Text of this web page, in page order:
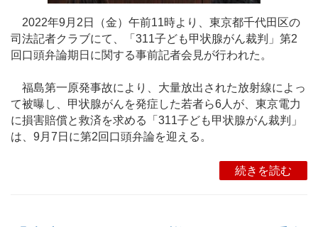
2022年9月2日（金）午前11時より、東京都千代田区の
司法記者クラブにて、「311子ども甲状腺がん裁判」第2
回口頭弁論期日に関する事前記者会見が行われた。
福島第一原発事故により、大量放出された放射線によっ
て被曝し、甲状腺がんを発症した若者ら6人が、東京電力
に損害賠償と救済を求める「311子ども甲状腺がん裁判」
は、9月7日に第2回口頭弁論を迎える。
続きを読む